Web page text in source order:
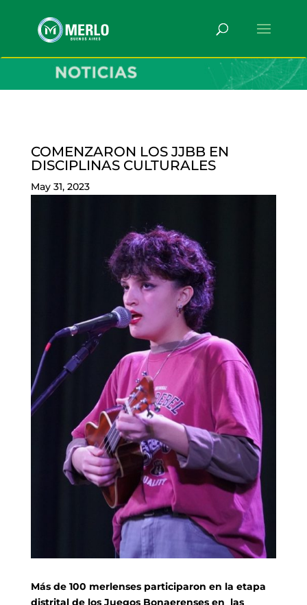
COMENZARON LOS JJBB EN
DISCIPLINAS CULTURALES
May 31, 2023
Más de 100 merlenses participaron en la etapa
distrital de los Juegos Bonaerenses en las